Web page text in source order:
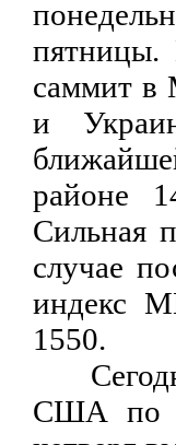
пятницы.
саммит в
и
районе
Сильная
случае
индекс
1550.
США по